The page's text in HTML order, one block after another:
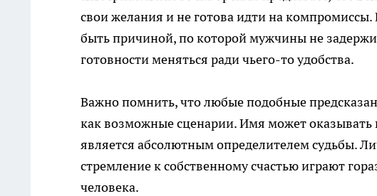
свои желания и не готова идти на
быть причиной, по которой мужчины не
готовности меняться ради чьего-то удобства.
Важно помнить, что любые подобные
как возможные сценарии. Имя может
является абсолютным определителем судьбы.
стремление к собственному счастью играют
человека.